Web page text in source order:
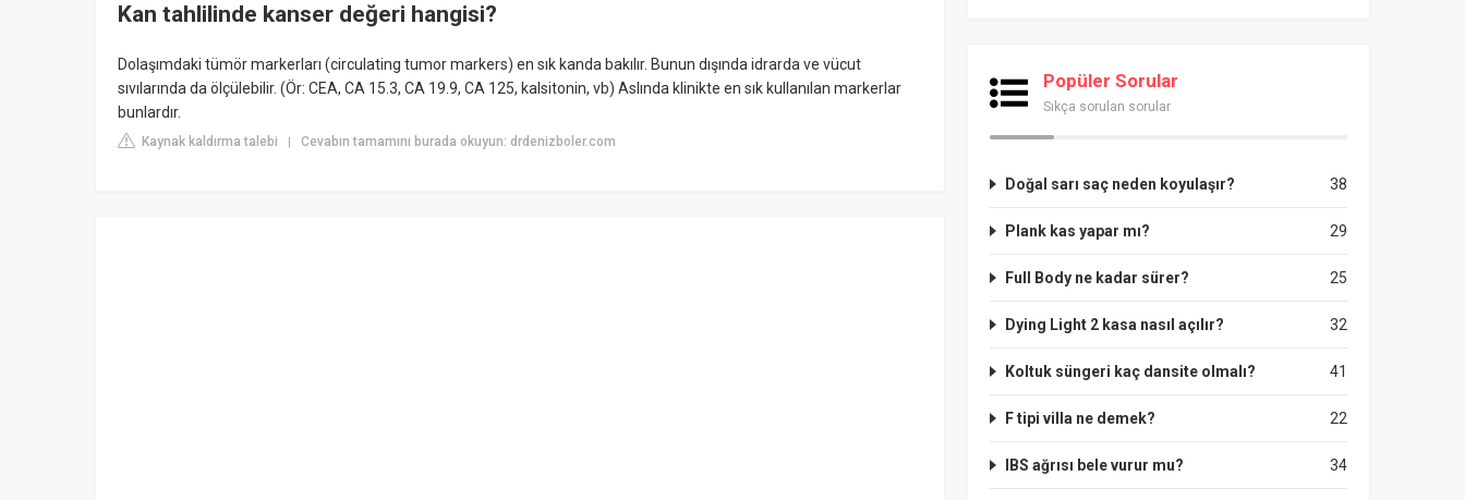
Kan tahlilinde kanser değeri hangisi?
Dolaşımdaki tümör markerları (circulating tumor markers) en sık kanda bakılır. Bunun dışında idrarda ve vücut
sıvılarında da ölçülebilir. (Ör: CEA, CA 15.3, CA 19.9, CA 125, kalsitonin, vb) Aslında klinikte en sık kullanılan markerlar
bunlardır.
Kaynak kaldırma talebi | Cevabın tamamını burada okuyun: drdenizboler.com
Popüler Sorular
Sıkça sorulan sorular
38
Doğal sarı saç neden koyulaşır?
29
Plank kas yapar mı?
25
Full Body ne kadar sürer?
32
Dying Light 2 kasa nasıl açılır?
41
Koltuk süngeri kaç dansite olmalı?
22
F tipi villa ne demek?
34
IBS ağrısı bele vurur mu?